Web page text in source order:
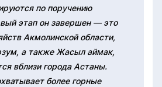
по поручению
этап он завершен — это
Акмолинской области,
а также Жасыл аймак,
вблизи города Астаны.
более горные